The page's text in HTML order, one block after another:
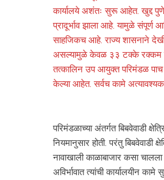
कार्यालये अशंतः सुरू आहेत. खुद्द पुणे
प्रादूर्भाव झाला आहे. यामुळे संपूर्ण
साहजिकच आहे. राज्य शासनाने
असल्यामुळे केवळ ३३ टक्के रक्कम
तत्कालिन उप आयुक्त परिमंडळ पाच
केल्या आहेत. सर्वच कामे अत्यावश्यक
परिमंडळाच्या अंतर्गत बिबवेवाडी
नियमानुसार होती. परंतु बिबवेवाडी
नावाखाली काळाबाजार कसा
अविर्भावात त्यांची कार्यालयीन